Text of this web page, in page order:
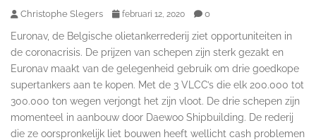
Christophe Slegers februari 12, 2020 0
Euronav, de Belgische olietankerrederij ziet opportuniteiten in
de coronacrisis. De prijzen van schepen zijn sterk gezakt en
Euronav maakt van de gelegenheid gebruik om drie goedkope
supertankers aan te kopen. Met de 3 VLCC’s die elk 200.000 tot
300.000 ton wegen verjongt het zijn vloot. De drie schepen zijn
momenteel in aanbouw door Daewoo Shipbuilding. De rederij
die ze oorspronkelijk liet bouwen heeft wellicht cash problemen